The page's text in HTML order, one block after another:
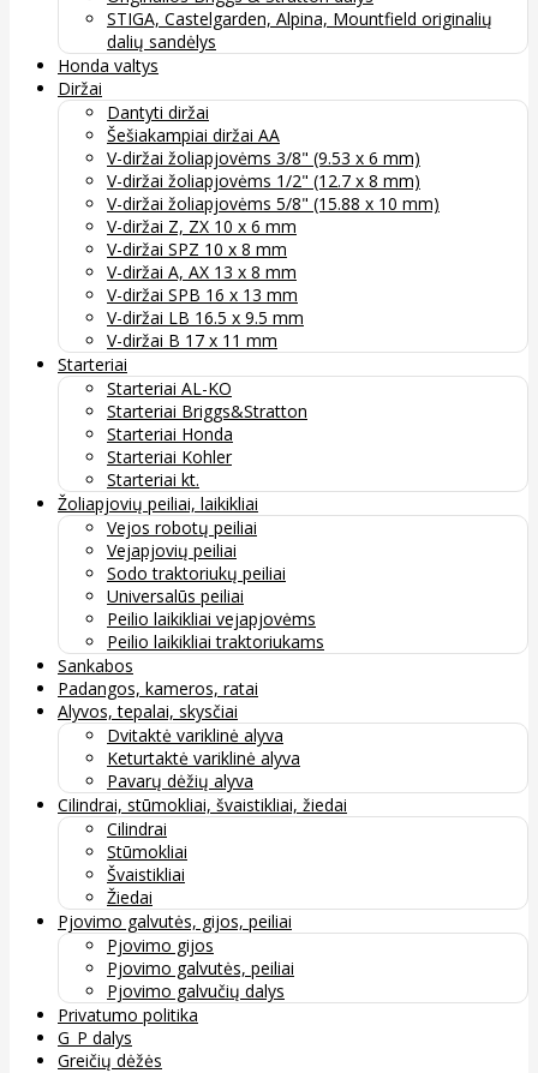
STIGA, Castelgarden, Alpina, Mountfield originalių
dalių sandėlys
Honda valtys
Diržai
Dantyti diržai
Šešiakampiai diržai AA
V-diržai žoliapjovėms 3/8" (9.53 x 6 mm)
V-diržai žoliapjovėms 1/2" (12.7 x 8 mm)
V-diržai žoliapjovėms 5/8" (15.88 x 10 mm)
V-diržai Z, ZX 10 x 6 mm
V-diržai SPZ 10 x 8 mm
V-diržai A, AX 13 x 8 mm
V-diržai SPB 16 x 13 mm
V-diržai LB 16.5 x 9.5 mm
V-diržai B 17 x 11 mm
Starteriai
Starteriai AL-KO
Starteriai Briggs&Stratton
Starteriai Honda
Starteriai Kohler
Starteriai kt.
Žoliapjovių peiliai, laikikliai
Vejos robotų peiliai
Vejapjovių peiliai
Sodo traktoriukų peiliai
Universalūs peiliai
Peilio laikikliai vejapjovėms
Peilio laikikliai traktoriukams
Sankabos
Padangos, kameros, ratai
Alyvos, tepalai, skysčiai
Dvitaktė variklinė alyva
Keturtaktė variklinė alyva
Pavarų dėžių alyva
Cilindrai, stūmokliai, švaistikliai, žiedai
Cilindrai
Stūmokliai
Švaistikliai
Žiedai
Pjovimo galvutės, gijos, peiliai
Pjovimo gijos
Pjovimo galvutės, peiliai
Pjovimo galvučių dalys
Privatumo politika
G_P dalys
Greičių dėžės